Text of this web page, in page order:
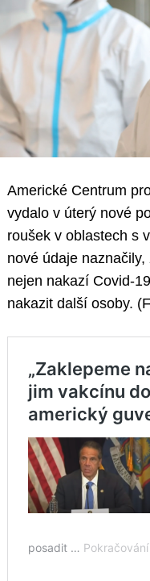
Americké Centrum
vydalo v úterý nové
roušek v oblastech s
nové údaje
nejen nakazí Covid-
nakazit další osoby.